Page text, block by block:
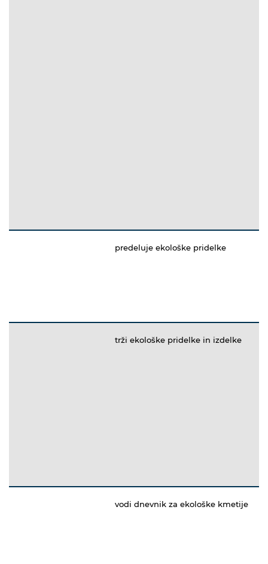
predeluje ekološke pridelke
trži ekološke pridelke in izdelke
vodi dnevnik za ekološke kmetije